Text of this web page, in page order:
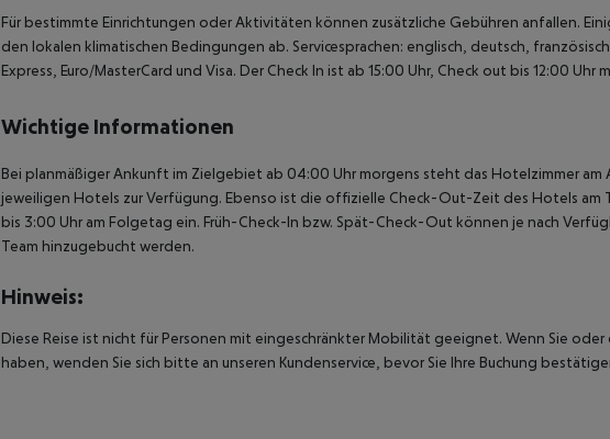
Für bestimmte Einrichtungen oder Aktivitäten können zusätzliche Gebühren anfallen.
den lokalen klimatischen Bedingungen ab. Servicesprachen: englisch, deutsch,
Express, Euro/MasterCard und Visa. Der Check In ist ab 15:00 Uhr, Check out bis 12:00 Uhr
Wichtige Informationen
Bei planmäßiger Ankunft im Zielgebiet ab 04:00 Uhr morgens steht das Hotelzimmer
jeweiligen Hotels zur Verfügung. Ebenso ist die offizielle Check-Out-Zeit des Hotels am
bis 3:00 Uhr am Folgetag ein. Früh-Check-In bzw. Spät-Check-Out können je nach
Team hinzugebucht werden.
Hinweis:
Diese Reise ist nicht für Personen mit eingeschränkter Mobilität geeignet. Wenn Sie
haben, wenden Sie sich bitte an unseren Kundenservice, bevor Sie Ihre Buchung